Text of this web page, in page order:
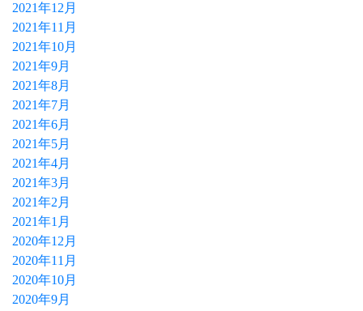
2021年12月
2021年11月
2021年10月
2021年9月
2021年8月
2021年7月
2021年6月
2021年5月
2021年4月
2021年3月
2021年2月
2021年1月
2020年12月
2020年11月
2020年10月
2020年9月